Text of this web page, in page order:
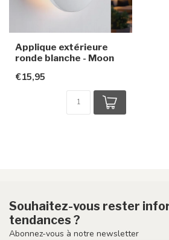
Applique extérieure
ronde blanche - Moon
€15,95
Souhaitez-vous rester
tendances ?
Abonnez-vous à notre newsletter